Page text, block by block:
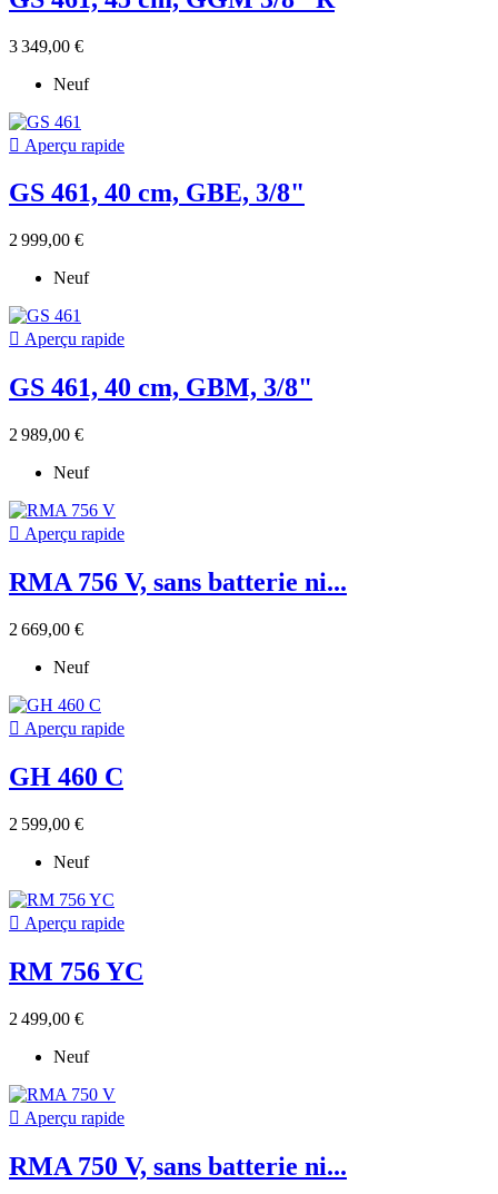
3 349,00 €
Neuf
 Aperçu rapide
GS 461, 40 cm, GBE, 3/8"
2 999,00 €
Neuf
 Aperçu rapide
GS 461, 40 cm, GBM, 3/8"
2 989,00 €
Neuf
 Aperçu rapide
RMA 756 V, sans batterie ni...
2 669,00 €
Neuf
 Aperçu rapide
GH 460 C
2 599,00 €
Neuf
 Aperçu rapide
RM 756 YC
2 499,00 €
Neuf
 Aperçu rapide
RMA 750 V, sans batterie ni...